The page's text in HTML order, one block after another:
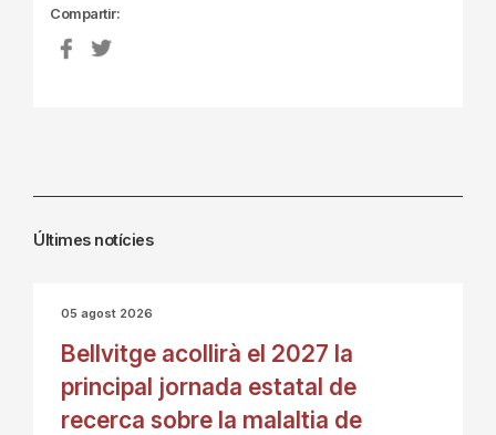
Compartir:
Últimes notícies
05 agost 2026
Bellvitge acollirà el 2027 la
principal jornada estatal de
recerca sobre la malaltia de